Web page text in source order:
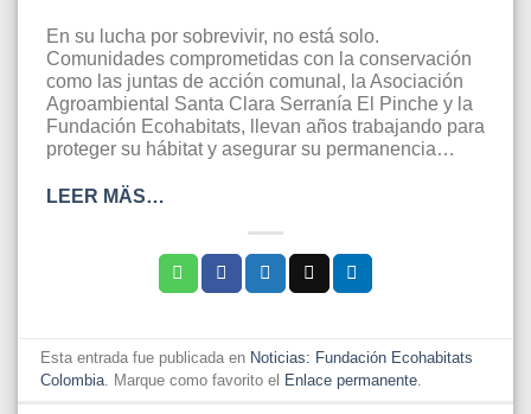
En su lucha por sobrevivir, no está solo.
Comunidades comprometidas con la conservación
como las juntas de acción comunal, la Asociación
Agroambiental Santa Clara Serranía El Pinche y la
Fundación Ecohabitats, llevan años trabajando para
proteger su hábitat y asegurar su permanencia…
LEER MÄS…
Esta entrada fue publicada en Noticias: Fundación Ecohabitats
Colombia . Marque como favorito el Enlace permanente